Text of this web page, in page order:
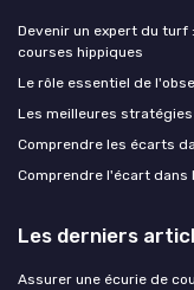
Devenir un expert du
courses hippiques
Le rôle essentiel de
Les meilleures
Comprendre les écarts
Comprendre l'écart dans
Les derniers
Assurer une écurie de